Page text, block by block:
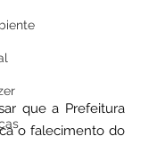
que a Prefeitura
o falecimento do